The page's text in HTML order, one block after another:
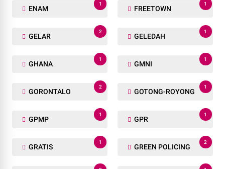
ENAM
1
FREETOWN
1
GELAR
2
GELEDAH
1
GHANA
1
GMNI
1
GORONTALO
2
GOTONG-ROYONG
1
GPMP
1
GPR
1
GRATIS
1
GREEN POLICING
2